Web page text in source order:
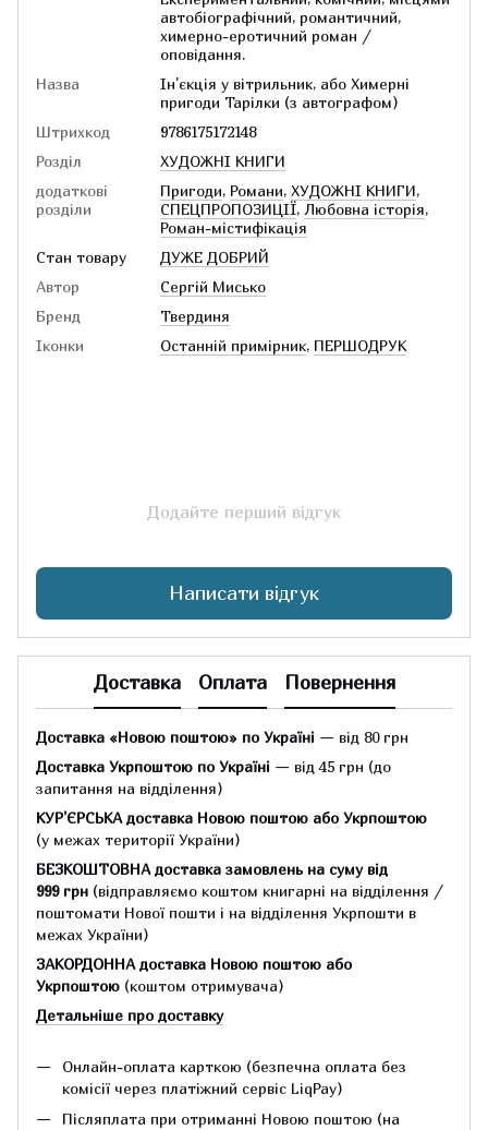
автобіографічний, романтичний,
химерно­-еротичний роман /
оповідання.
Назва
Ін'єкція у вітрильник, або Химерні
пригоди Тарілки (з автографом)
Штрихкод
9786175172148
Розділ
ХУДОЖНІ КНИГИ
додаткові
розділи
Пригоди, Романи, ХУДОЖНІ КНИГИ,
СПЕЦПРОПОЗИЦІЇ, Любовна історія,
Роман-містифікація
Стан товару
ДУЖЕ ДОБРИЙ
Автор
Сергій Мисько
Бренд
Твердиня
Іконки
Останній примірник, ПЕРШОДРУК
Додайте перший відгук
Написати відгук
Доставка Оплата Повернення
Доставка «Новою поштою» по Україні — від 80 грн
Доставка Укрпоштою по Україні — від 45 грн (до
запитання на відділення)
КУР'ЄРСЬКА доставка Новою поштою або Укрпоштою
(у межах території України)
БЕЗКОШТОВНА доставка замовлень на суму від
999 грн (відправляємо коштом книгарні на відділення /
поштомати Нової пошти і на відділення Укрпошти в
межах України)
ЗАКОРДОННА доставка Новою поштою або
Укрпоштою (коштом отримувача)
Детальніше про доставку
Онлайн-оплата карткою (безпечна оплата без
комісії через платіжний сервіс LiqPay)
Післяплата при отриманні Новою поштою (на